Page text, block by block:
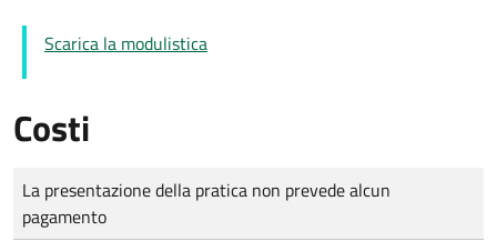
Scarica la modulistica
Costi
Tipo di pagamento
Importo
La presentazione della pratica non prevede alcun
pagamento